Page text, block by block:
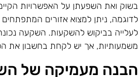
ואת השפעתן על האפשרויות
ניתן למצוא אזורים
בביקוש להשקעות. השקעה
אך יש לקחת בחשבון את
מעמיקה של